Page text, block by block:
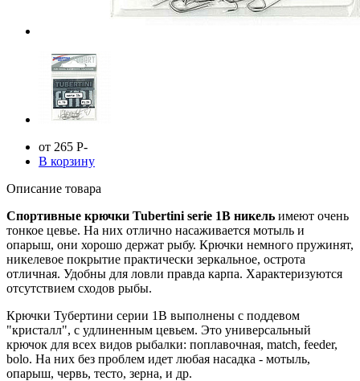
от 265 Р-
В корзину
Описание товара
Спортивные крючки Tubertini serie 1B никель имеют очень
тонкое цевье. На них отлично насаживается мотыль и
опарыш, они хорошо держат рыбу. Крючки немного пружинят,
никелевое покрытие практически зеркальное, острота
отличная. Удобны для ловли правда карпа. Характеризуются
отсутствием сходов рыбы.
Крючки Тубертини серии 1B выполнены с поддевом
"кристалл", с удлиненным цевьем. Это универсальный
крючок для всех видов рыбалки: поплавочная, match, feeder,
bolo. На них без проблем идет любая насадка - мотыль,
опарыш, червь, тесто, зерна, и др.